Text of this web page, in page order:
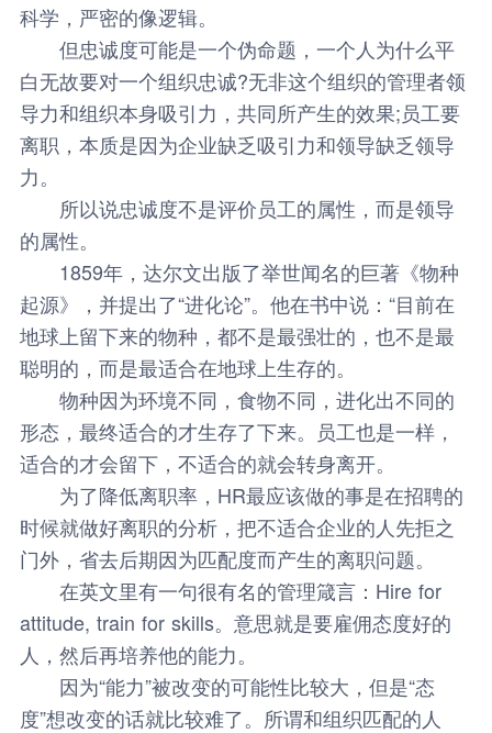
科学，严密的像逻辑。
但忠诚度可能是一个伪命题，一个人为什么平
白无故要对一个组织忠诚?无非这个组织的管理者领
导力和组织本身吸引力，共同所产生的效果;员工要
离职，本质是因为企业缺乏吸引力和领导缺乏领导
力。
所以说忠诚度不是评价员工的属性，而是领导
的属性。
1859年，达尔文出版了举世闻名的巨著《物种
起源》，并提出了“进化论”。他在书中说：“目前在
地球上留下来的物种，都不是最强壮的，也不是最
聪明的，而是最适合在地球上生存的。
物种因为环境不同，食物不同，进化出不同的
形态，最终适合的才生存了下来。员工也是一样，
适合的才会留下，不适合的就会转身离开。
为了降低离职率，HR最应该做的事是在招聘的
时候就做好离职的分析，把不适合企业的人先拒之
门外，省去后期因为匹配度而产生的离职问题。
在英文里有一句很有名的管理箴言：Hire for
attitude, train for skills。意思就是要雇佣态度好的
人，然后再培养他的能力。
因为“能力”被改变的可能性比较大，但是“态
度”想改变的话就比较难了。所谓和组织匹配的人